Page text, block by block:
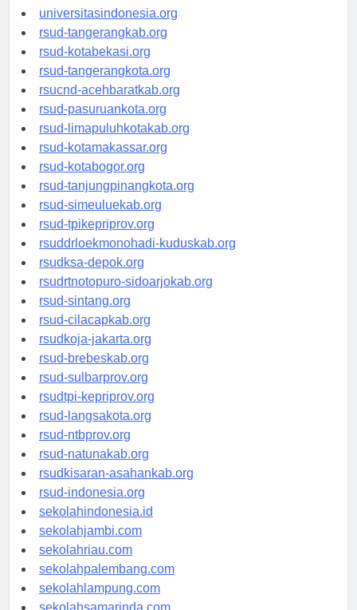
universitassamarinda.id
universitasindonesia.org
rsud-tangerangkab.org
rsud-kotabekasi.org
rsud-tangerangkota.org
rsucnd-acehbaratkab.org
rsud-pasuruankota.org
rsud-limapuluhkotakab.org
rsud-kotamakassar.org
rsud-kotabogor.org
rsud-tanjungpinangkota.org
rsud-simeuluekab.org
rsud-tpikepriprov.org
rsuddrloekmonohadi-kuduskab.org
rsudksa-depok.org
rsudrtnotopuro-sidoarjokab.org
rsud-sintang.org
rsud-cilacapkab.org
rsudkoja-jakarta.org
rsud-brebeskab.org
rsud-sulbarprov.org
rsudtpi-kepriprov.org
rsud-langsakota.org
rsud-ntbprov.org
rsud-natunakab.org
rsudkisaran-asahankab.org
rsud-indonesia.org
sekolahindonesia.id
sekolahjambi.com
sekolahriau.com
sekolahpalembang.com
sekolahlampung.com